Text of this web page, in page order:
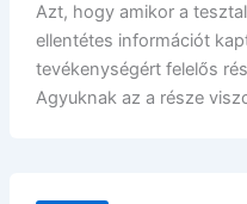
Azt, hogy amikor a
ellentétes információt
tevékenységért felelős
Agyuknak az a része